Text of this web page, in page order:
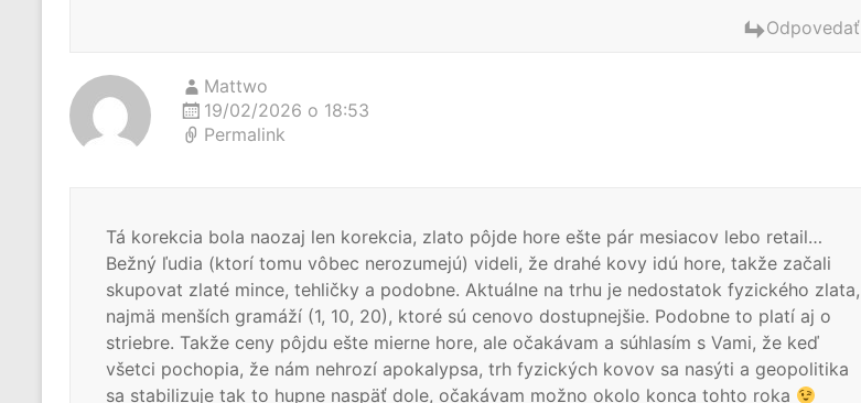
Odpovedať
Mattwo
19/02/2026 o 18:53
Permalink
Tá korekcia bola naozaj len korekcia, zlato pôjde hore ešte pár mesiacov lebo retail…
Bežný ľudia (ktorí tomu vôbec nerozumejú) videli, že drahé kovy idú hore, takže začali
skupovat zlaté mince, tehličky a podobne. Aktuálne na trhu je nedostatok fyzického zlata,
najmä menších gramáží (1, 10, 20), ktoré sú cenovo dostupnejšie. Podobne to platí aj o
striebre. Takže ceny pôjdu ešte mierne hore, ale očakávam a súhlasím s Vami, že keď
všetci pochopia, že nám nehrozí apokalypsa, trh fyzických kovov sa nasýti a geopolitika
sa stabilizuje tak to hupne naspäť dole, očakávam možno okolo konca tohto roka